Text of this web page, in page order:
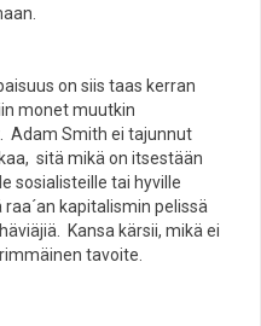
on siis taas kerran
monet muutkin
Adam Smith ei tajunnut
sitä mikä on itsestään
sosialisteille tai hyville
kapitalismin pelissä
Kansa kärsii, mikä ei
tavoite.